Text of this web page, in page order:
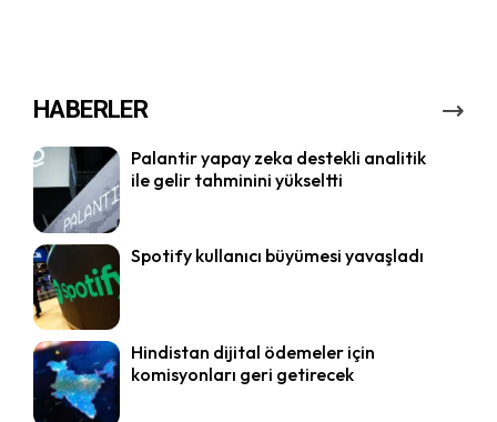
HABERLER
Palantir yapay zeka destekli analitik
ile gelir tahminini yükseltti
Spotify kullanıcı büyümesi yavaşladı
Hindistan dijital ödemeler için
komisyonları geri getirecek